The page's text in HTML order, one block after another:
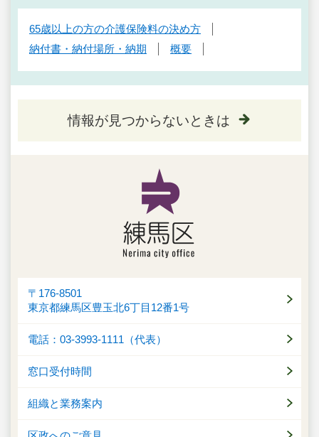
65歳以上の方の介護保険料の決め方
納付書・納付場所・納期
概要
情報が見つからないときは
〒176-8501
東京都練馬区豊玉北6丁目12番1号
電話：03-3993-1111（代表）
窓口受付時間
組織と業務案内